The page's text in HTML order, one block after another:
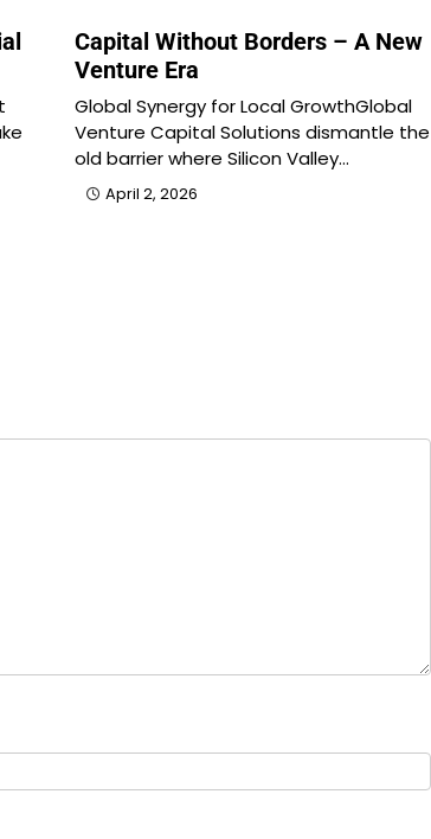
Capital Without Borders – A New
Venture Era
Global Synergy for Local GrowthGlobal
Venture Capital Solutions dismantle the
old barrier where Silicon Valley…
April 2, 2026